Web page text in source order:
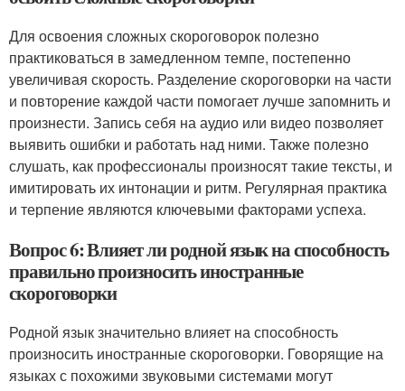
Для освоения сложных скороговорок полезно
практиковаться в замедленном темпе, постепенно
увеличивая скорость. Разделение скороговорки на части
и повторение каждой части помогает лучше запомнить и
произнести. Запись себя на аудио или видео позволяет
выявить ошибки и работать над ними. Также полезно
слушать, как профессионалы произносят такие тексты, и
имитировать их интонации и ритм. Регулярная практика
и терпение являются ключевыми факторами успеха.
Вопрос 6: Влияет ли родной язык на способность
правильно произносить иностранные
скороговорки
Родной язык значительно влияет на способность
произносить иностранные скороговорки. Говорящие на
языках с похожими звуковыми системами могут